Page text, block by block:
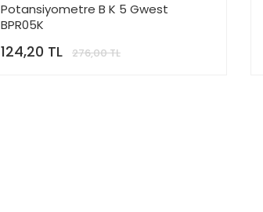
Potansiyometre B K 5 Gwest
BPR05K
124,20 TL 276,00 TL